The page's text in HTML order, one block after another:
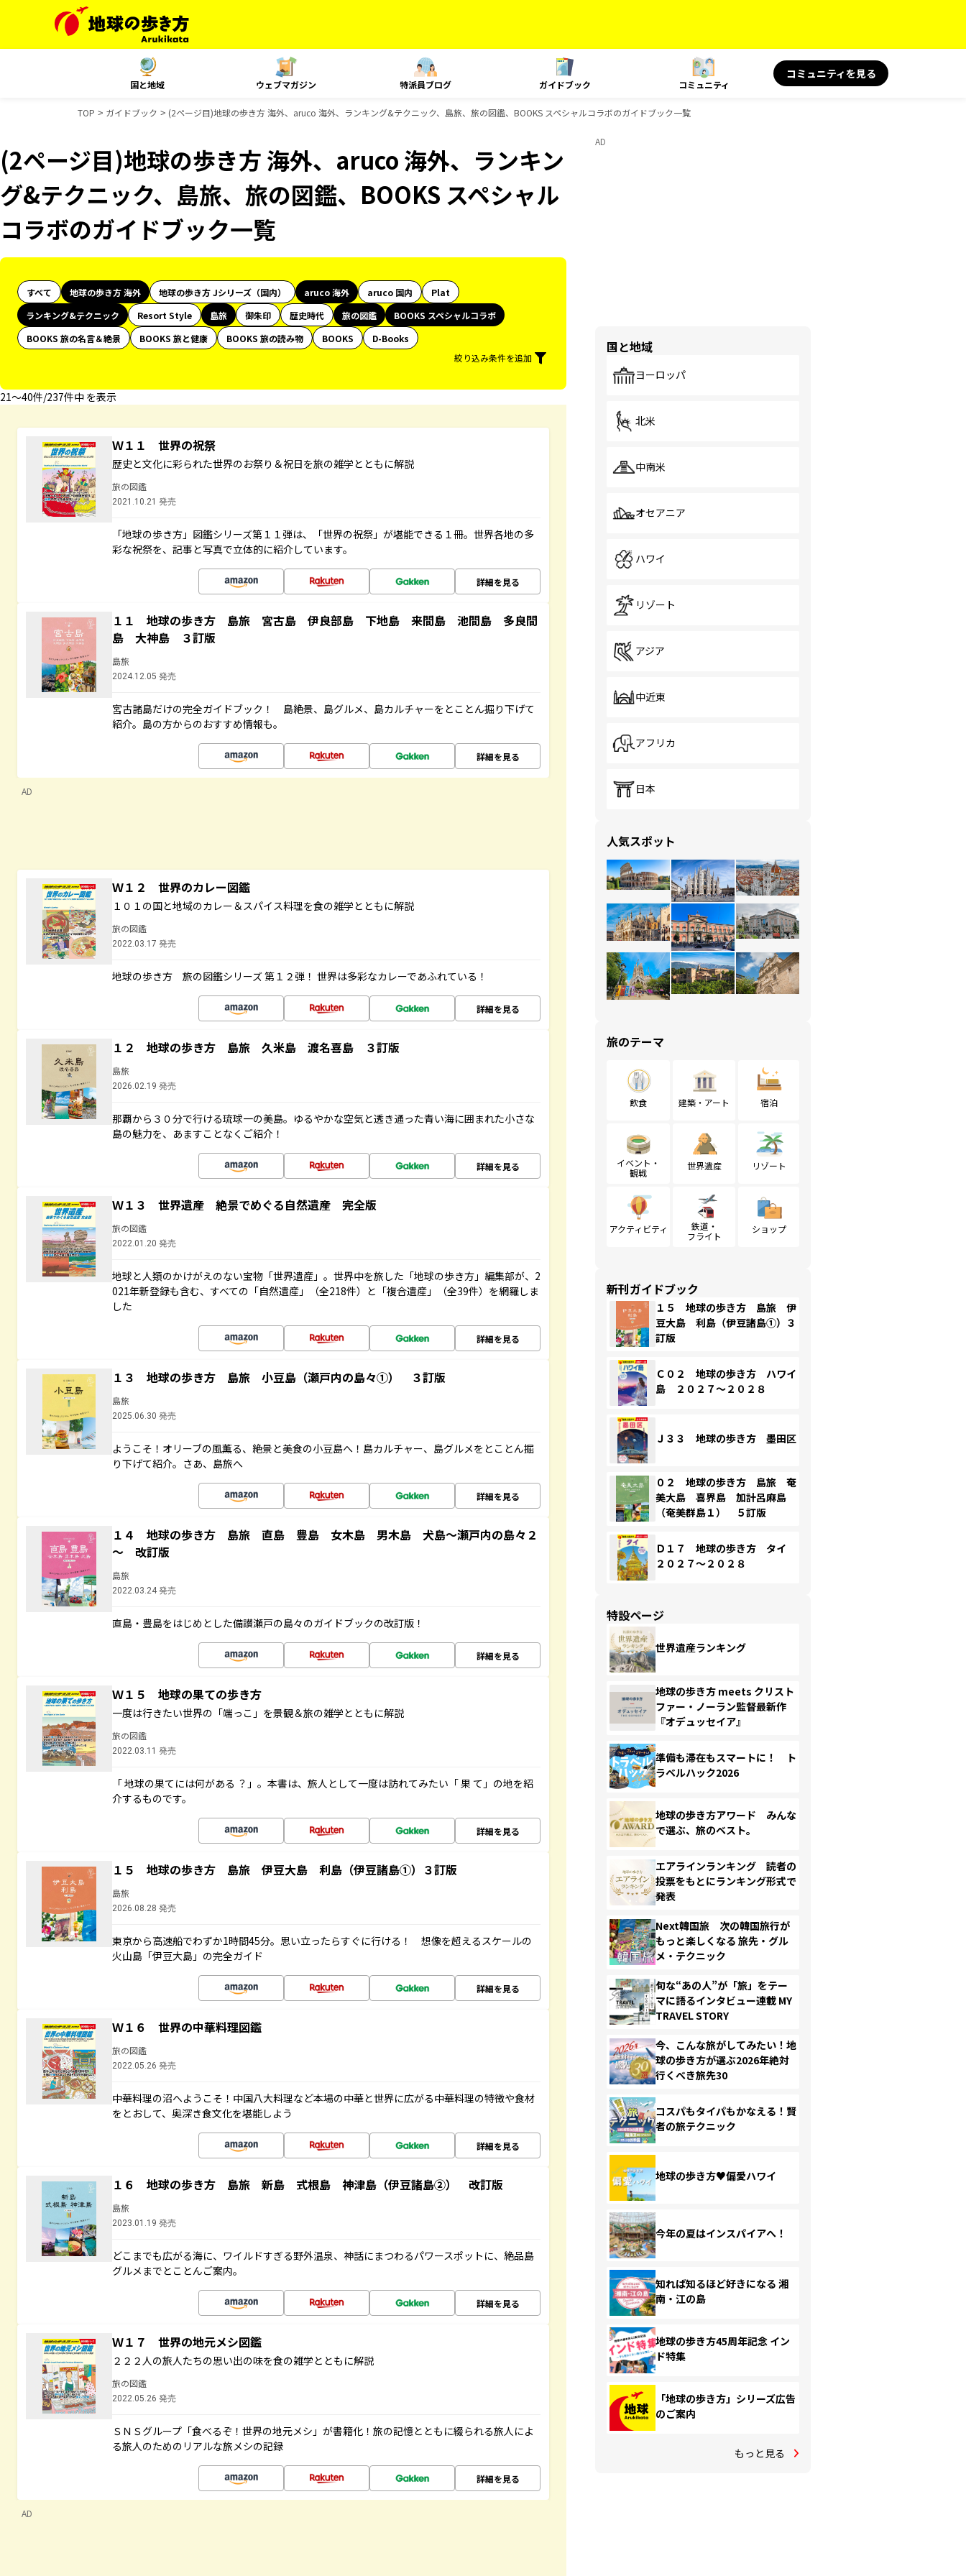
国と地域 ウェブマガジン 特派員ブログ ガイドブック コミュニティ
コミュニティを見る
TOP ガイドブック (2ページ目)地球の歩き方 海外、aruco 海外、ランキング&テクニック、島旅、旅の図鑑、BOOKS スペシャルコラボのガイドブック一覧
(2ページ目)地球の歩き方 海外、aruco 海外、ランキン
グ&テクニック、島旅、旅の図鑑、BOOKS スペシャル
コラボのガイドブック一覧
すべて 地球の歩き方 海外 地球の歩き方 Jシリーズ（国内） aruco 海外 aruco 国内
Plat
ランキング&テクニック
Resort Style 島旅 御朱印 歴史時代 旅の図鑑
BOOKS スペシャルコラボ
BOOKS 旅の名言＆絶景
BOOKS 旅と健康 BOOKS 旅の読み物 BOOKS
D-Books
絞り込み条件を追加
21〜40件/237件中 を表示
Ｗ１１ 世界の祝祭
歴史と文化に彩られた世界のお祭り＆祝日を旅の雑学とともに解説
旅の図鑑
2021.10.21 発売
「地球の歩き方」図鑑シリーズ第１１弾は、「世界の祝祭」が堪能できる１冊。世界各地の多
彩な祝祭を、記事と写真で立体的に紹介しています。
詳細を見る
１１ 地球の歩き方 島旅 宮古島 伊良部島 下地島 来間島 池間島 多良間
島 大神島 ３訂版
島旅
2024.12.05 発売
宮古諸島だけの完全ガイドブック！ 島絶景、島グルメ、島カルチャーをとことん掘り下げて
紹介。島の方からのおすすめ情報も。
詳細を見る
AD
Ｗ１２ 世界のカレー図鑑
１０１の国と地域のカレー＆スパイス料理を食の雑学とともに解説
旅の図鑑
2022.03.17 発売
地球の歩き方 旅の図鑑シリーズ 第１２弾！ 世界は多彩なカレーであふれている！
詳細を見る
１２ 地球の歩き方 島旅 久米島 渡名喜島 ３訂版
島旅
2026.02.19 発売
那覇から３０分で行ける琉球一の美島。ゆるやかな空気と透き通った青い海に囲まれた小さな
島の魅力を、あますことなくご紹介！
詳細を見る
Ｗ１３ 世界遺産 絶景でめぐる自然遺産 完全版
旅の図鑑
2022.01.20 発売
地球と人類のかけがえのない宝物「世界遺産」。世界中を旅した「地球の歩き方」編集部が、2
021年新登録も含む、すべての「自然遺産」（全218件）と「複合遺産」（全39件）を網羅しま
した
詳細を見る
１３ 地球の歩き方 島旅 小豆島（瀬戸内の島々①） ３訂版
島旅
2025.06.30 発売
ようこそ！オリーブの風薫る、絶景と美食の小豆島へ！島カルチャー、島グルメをとことん掘
り下げて紹介。さあ、島旅へ
詳細を見る
１４ 地球の歩き方 島旅 直島 豊島 女木島 男木島 犬島～瀬戸内の島々２
～ 改訂版
島旅
2022.03.24 発売
直島・豊島をはじめとした備讃瀬戸の島々のガイドブックの改訂版！
詳細を見る
Ｗ１５ 地球の果ての歩き方
一度は行きたい世界の「端っこ」を景観＆旅の雑学とともに解説
旅の図鑑
2022.03.11 発売
「 地球の果てには何がある ？」。本書は、旅人として一度は訪れてみたい「 果 て」の地を紹
介するものです。
詳細を見る
１５ 地球の歩き方 島旅 伊豆大島 利島（伊豆諸島①）３訂版
島旅
2026.08.28 発売
東京から高速船でわずか1時間45分。思い立ったらすぐに行ける！ 想像を超えるスケールの
火山島「伊豆大島」の完全ガイド
詳細を見る
Ｗ１６ 世界の中華料理図鑑
旅の図鑑
2022.05.26 発売
中華料理の沼へようこそ！中国八大料理など本場の中華と世界に広がる中華料理の特徴や食材
をとおして、奥深き食文化を堪能しよう
詳細を見る
１６ 地球の歩き方 島旅 新島 式根島 神津島（伊豆諸島②） 改訂版
島旅
2023.01.19 発売
どこまでも広がる海に、ワイルドすぎる野外温泉、神話にまつわるパワースポットに、絶品島
グルメまでとことんご案内。
詳細を見る
Ｗ１７ 世界の地元メシ図鑑
２２２人の旅人たちの思い出の味を食の雑学とともに解説
旅の図鑑
2022.05.26 発売
ＳＮＳグループ「食べるぞ！世界の地元メシ」が書籍化！旅の記憶とともに綴られる旅人によ
る旅人のためのリアルな旅メシの記録
詳細を見る
AD
AD
国と地域
ヨーロッパ
北米
中南米
オセアニア
ハワイ
リゾート
アジア
中近東
アフリカ
日本
人気スポット
旅のテーマ
飲食 建築・アート 宿泊
イベント・
観戦
世界遺産 リゾート
アクティビティ
鉄道・
フライト
ショップ
新刊ガイドブック
１５ 地球の歩き方 島旅 伊
豆大島 利島（伊豆諸島①）３
訂版
Ｃ０２ 地球の歩き方 ハワイ
島 ２０２７～２０２８
Ｊ３３ 地球の歩き方 墨田区
０２ 地球の歩き方 島旅 奄
美大島 喜界島 加計呂麻島
（奄美群島１） ５訂版
Ｄ１７ 地球の歩き方 タイ
２０２７～２０２８
特設ページ
世界遺産ランキング
地球の歩き方 meets クリスト
ファー・ノーラン監督最新作
『オデュッセイア』
準備も滞在もスマートに！ ト
ラベルハック2026
地球の歩き方アワード みんな
で選ぶ、旅のベスト。
エアラインランキング 読者の
投票をもとにランキング形式で
発表
Next韓国旅 次の韓国旅行が
もっと楽しくなる 旅先・グル
メ・テクニック
旬な“あの人”が「旅」をテー
マに語るインタビュー連載 MY
TRAVEL STORY
今、こんな旅がしてみたい！地
球の歩き方が選ぶ2026年絶対
行くべき旅先30
コスパもタイパもかなえる！賢
者の旅テクニック
地球の歩き方♥偏愛ハワイ
今年の夏はインスパイアへ！
知れば知るほど好きになる 湘
南・江の島
地球の歩き方45周年記念 イン
ド特集
「地球の歩き方」シリーズ広告
のご案内
もっと見る